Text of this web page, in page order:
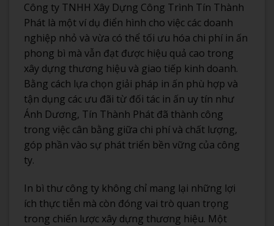
Công ty TNHH Xây Dựng Công Trình Tín Thành
Phát là một ví dụ điển hình cho việc các doanh
nghiệp nhỏ và vừa có thể tối ưu hóa chi phí in ấn
phong bì mà vẫn đạt được hiệu quả cao trong
xây dựng thương hiệu và giao tiếp kinh doanh.
Bằng cách lựa chọn giải pháp in ấn phù hợp và
tận dụng các ưu đãi từ đối tác in ấn uy tín như
Ánh Dương, Tín Thành Phát đã thành công
trong việc cân bằng giữa chi phí và chất lượng,
góp phần vào sự phát triển bền vững của công
ty.
In bì thư công ty không chỉ mang lại những lợi
ích thực tiễn mà còn đóng vai trò quan trọng
trong chiến lược xây dựng thương hiệu. Một